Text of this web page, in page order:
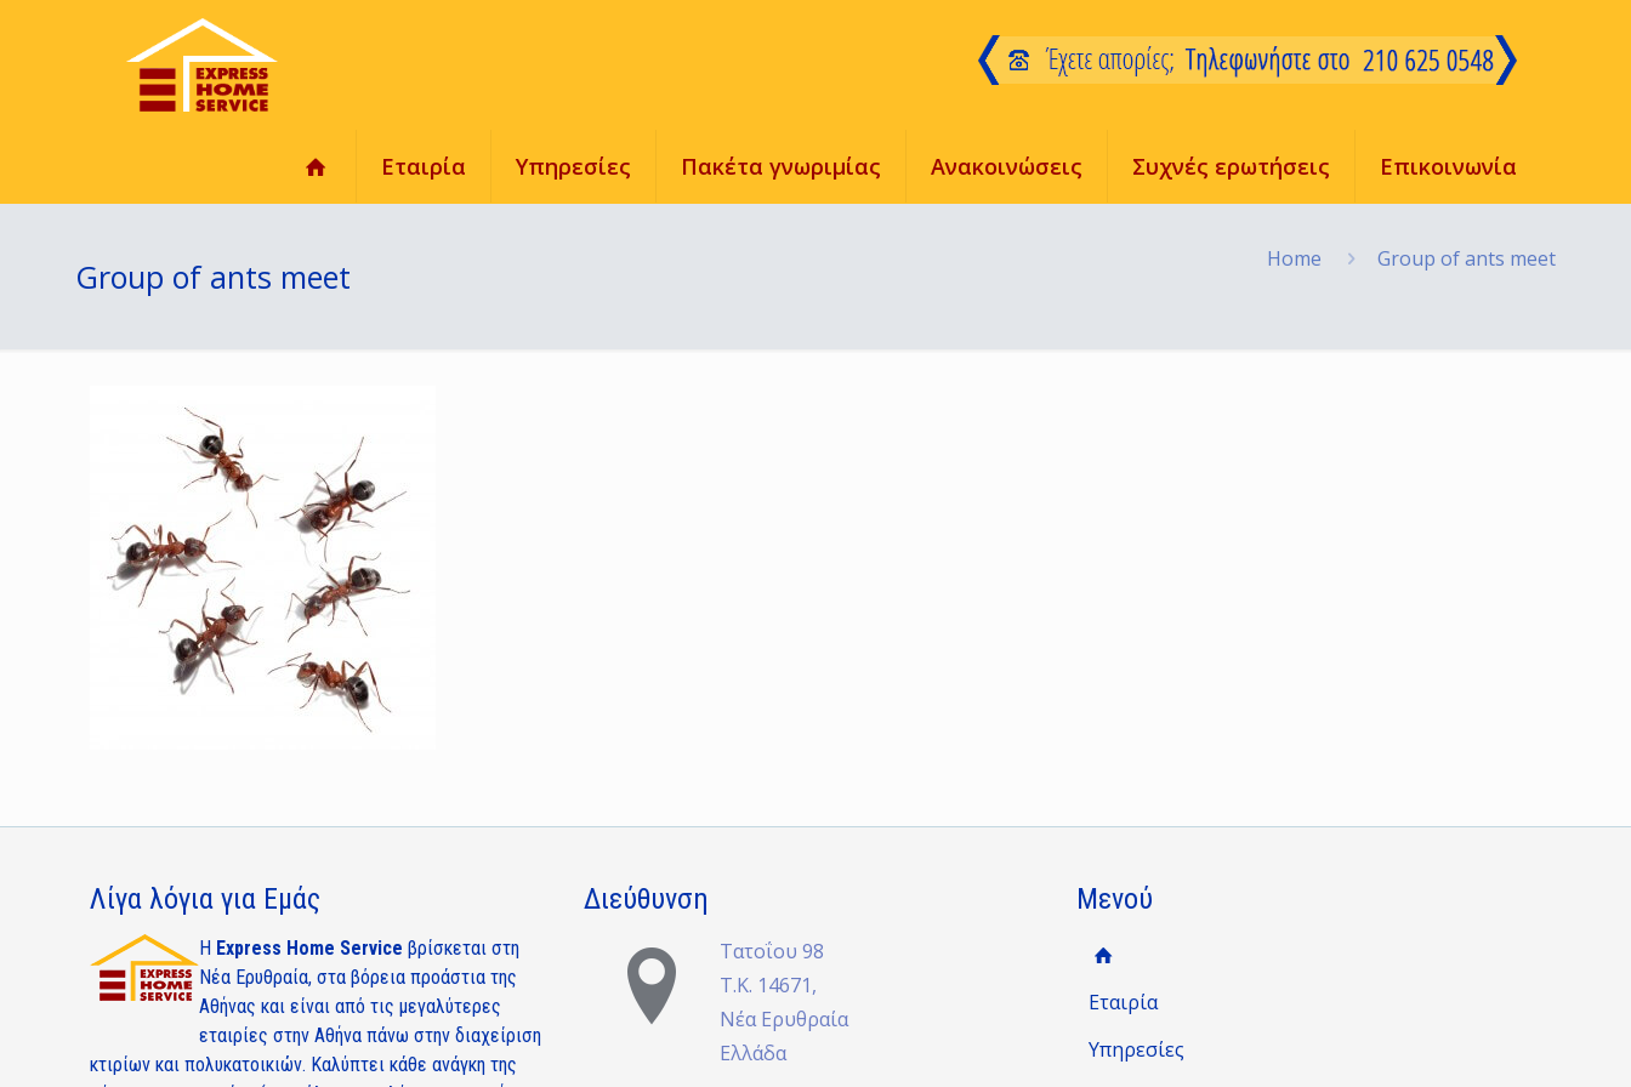
Εταιρία Υπηρεσίες Πακέτα γνωριμίας Ανακοινώσεις Συχνές ερωτήσεις Επικοινωνία
Group of ants meet Home Group of ants meet
Λίγα λόγια για Εμάς
Η Express Home Service βρίσκεται στη
Νέα Ερυθραία, στα βόρεια προάστια της
Αθήνας και είναι από τις μεγαλύτερες
εταιρίες στην Αθήνα πάνω στην διαχείριση
κτιρίων και πολυκατοικιών. Καλύπτει κάθε ανάγκη της
Διεύθυνση
Τατοΐου 98
Τ.Κ. 14671,
Νέα Ερυθραία
Ελλάδα
Μενού
Εταιρία
Υπηρεσίες